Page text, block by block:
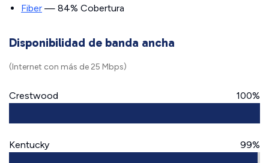
Fiber — 84% Cobertura
Disponibilidad de banda ancha
(Internet con más de 25 Mbps)
Crestwood 100%
Kentucky 99%